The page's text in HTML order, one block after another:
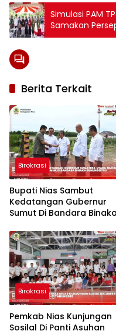
Simulasi PAM
Samakan
Berita Terkait
Birokrasi
Bupati Nias Sambut
Kedatangan Gubernur
Sumut Di Bandara Binaka
Birokrasi
Pemkab Nias Kunjungan
Sosilal Di Panti Asuhan